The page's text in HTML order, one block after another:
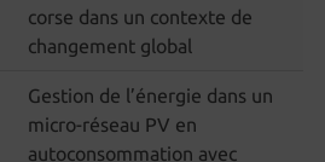
corse dans un contexte de
changement global
Gestion de l’énergie dans un
micro-réseau PV en
autoconsommation avec